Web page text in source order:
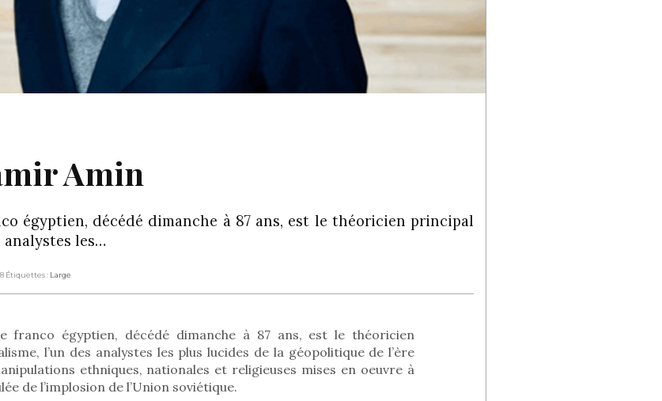
Amin
égyptien, décédé dimanche à 87 ans, est le théoricien principal
analystes les…
Étiquettes : Large
franco égyptien, décédé dimanche à 87 ans, est le théoricien
l’un des analystes les plus lucides de la géopolitique de l’ère
ethniques, nationales et religieuses mises en oeuvre à
de l’implosion de l’Union soviétique.